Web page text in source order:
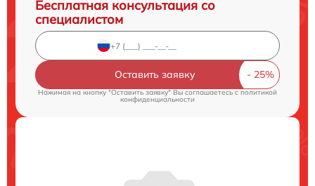
Бесплатная консультация со
специалистом
Оставить заявку
Нажимая на кнопку "Оставить заявку" Вы соглашаетесь c политикой
конфиденциальности